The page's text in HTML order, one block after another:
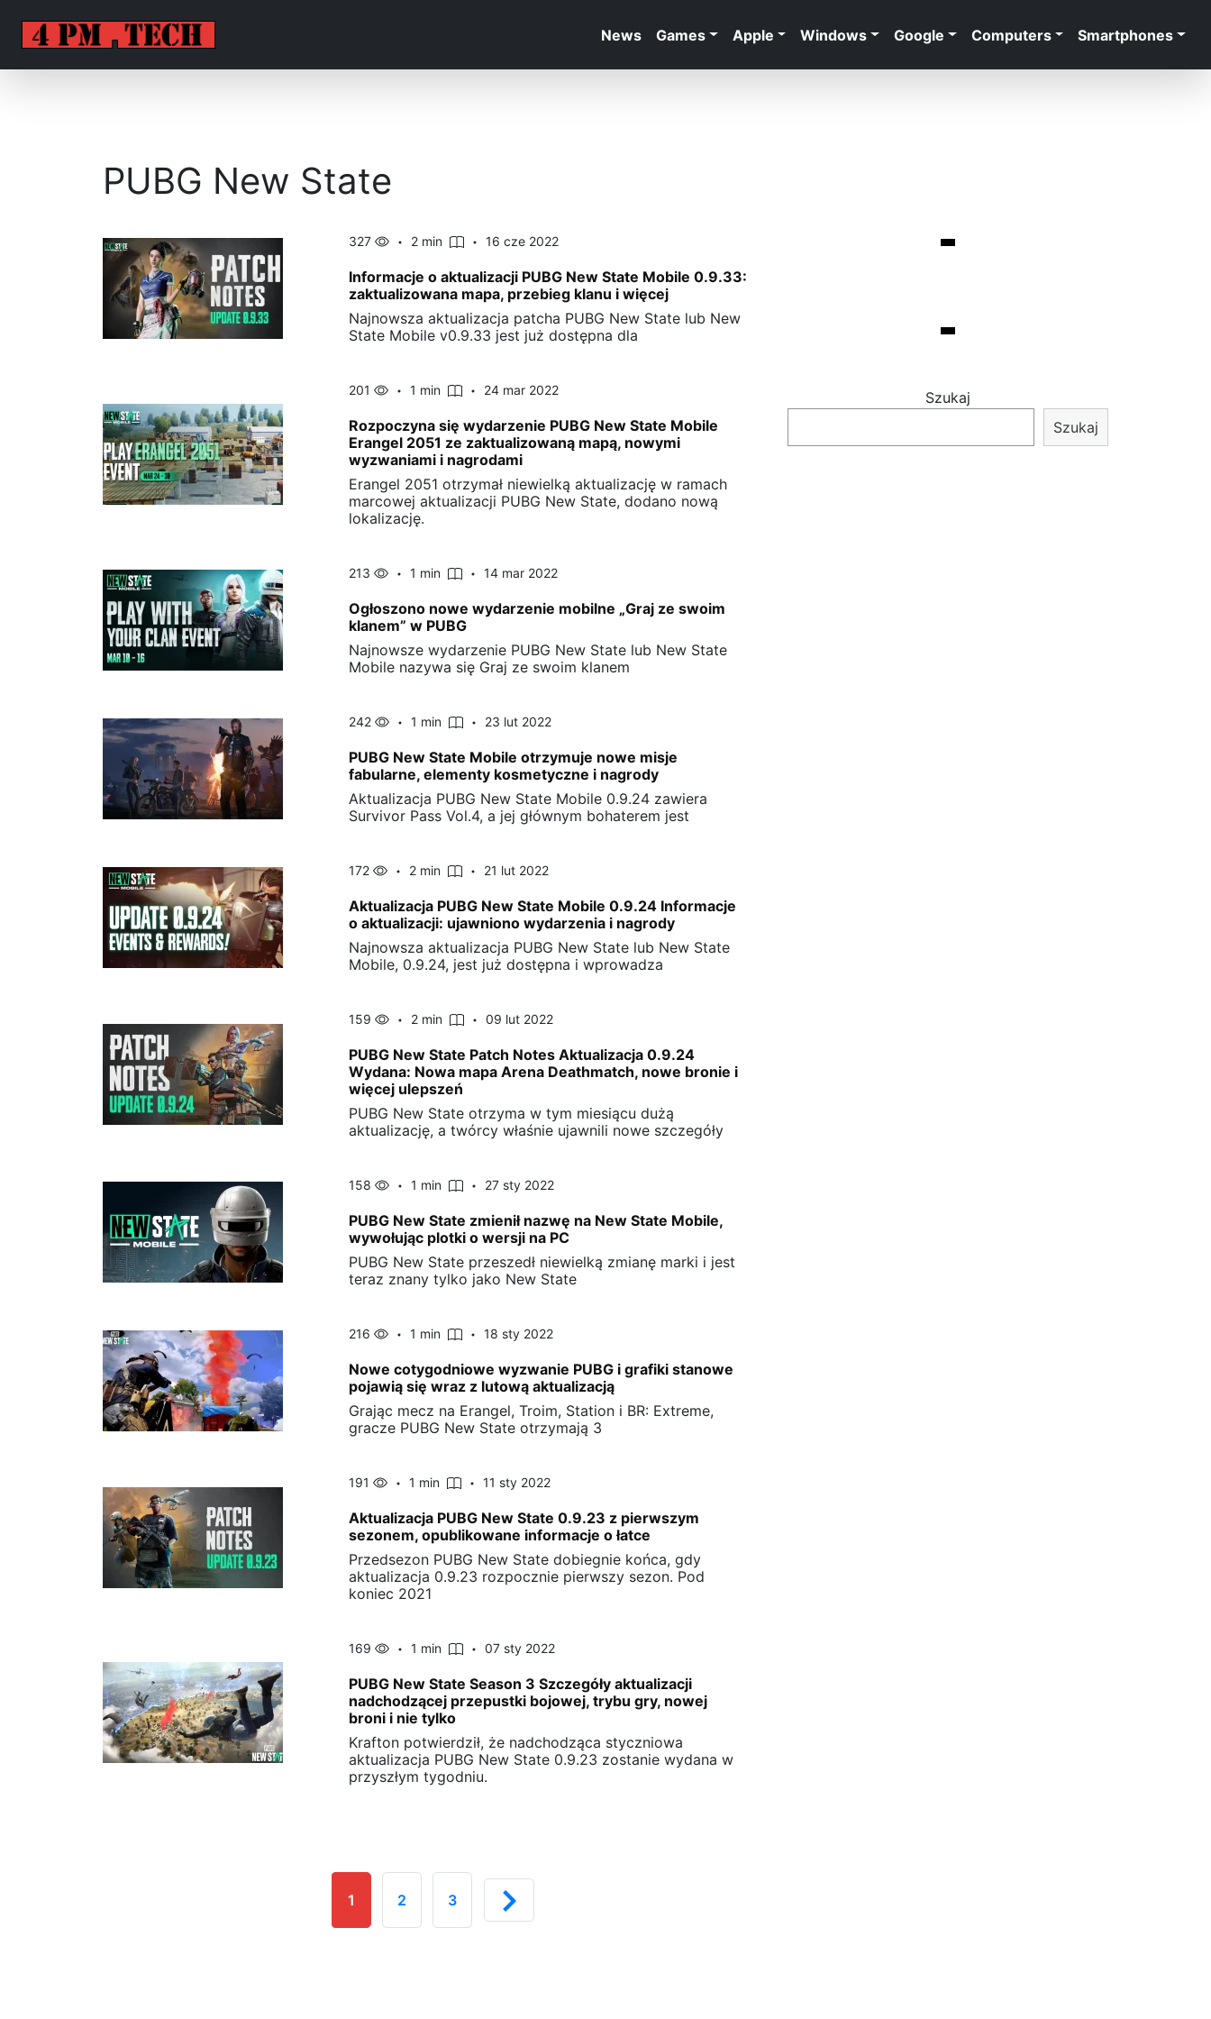
News Games Apple Windows Google Computers Smartphones
PUBG New State
327 2 min 16 cze 2022
Informacje o aktualizacji PUBG New State Mobile 0.9.33:
zaktualizowana mapa, przebieg klanu i więcej
Najnowsza aktualizacja patcha PUBG New State lub New
State Mobile v0.9.33 jest już dostępna dla
201 1 min 24 mar 2022
Rozpoczyna się wydarzenie PUBG New State Mobile
Erangel 2051 ze zaktualizowaną mapą, nowymi
wyzwaniami i nagrodami
Erangel 2051 otrzymał niewielką aktualizację w ramach
marcowej aktualizacji PUBG New State, dodano nową
lokalizację.
213 1 min 14 mar 2022
Ogłoszono nowe wydarzenie mobilne „Graj ze swoim
klanem” w PUBG
Najnowsze wydarzenie PUBG New State lub New State
Mobile nazywa się Graj ze swoim klanem
242 1 min 23 lut 2022
PUBG New State Mobile otrzymuje nowe misje
fabularne, elementy kosmetyczne i nagrody
Aktualizacja PUBG New State Mobile 0.9.24 zawiera
Survivor Pass Vol.4, a jej głównym bohaterem jest
172 2 min 21 lut 2022
Aktualizacja PUBG New State Mobile 0.9.24 Informacje
o aktualizacji: ujawniono wydarzenia i nagrody
Najnowsza aktualizacja PUBG New State lub New State
Mobile, 0.9.24, jest już dostępna i wprowadza
159 2 min 09 lut 2022
PUBG New State Patch Notes Aktualizacja 0.9.24
Wydana: Nowa mapa Arena Deathmatch, nowe bronie i
więcej ulepszeń
PUBG New State otrzyma w tym miesiącu dużą
aktualizację, a twórcy właśnie ujawnili nowe szczegóły
158 1 min 27 sty 2022
PUBG New State zmienił nazwę na New State Mobile,
wywołując plotki o wersji na PC
PUBG New State przeszedł niewielką zmianę marki i jest
teraz znany tylko jako New State
216 1 min 18 sty 2022
Nowe cotygodniowe wyzwanie PUBG i grafiki stanowe
pojawią się wraz z lutową aktualizacją
Grając mecz na Erangel, Troim, Station i BR: Extreme,
gracze PUBG New State otrzymają 3
191 1 min 11 sty 2022
Aktualizacja PUBG New State 0.9.23 z pierwszym
sezonem, opublikowane informacje o łatce
Przedsezon PUBG New State dobiegnie końca, gdy
aktualizacja 0.9.23 rozpocznie pierwszy sezon. Pod
koniec 2021
169 1 min 07 sty 2022
PUBG New State Season 3 Szczegóły aktualizacji
nadchodzącej przepustki bojowej, trybu gry, nowej
broni i nie tylko
Krafton potwierdził, że nadchodząca styczniowa
aktualizacja PUBG New State 0.9.23 zostanie wydana w
przyszłym tygodniu.
1 2 3
Szukaj
Szukaj